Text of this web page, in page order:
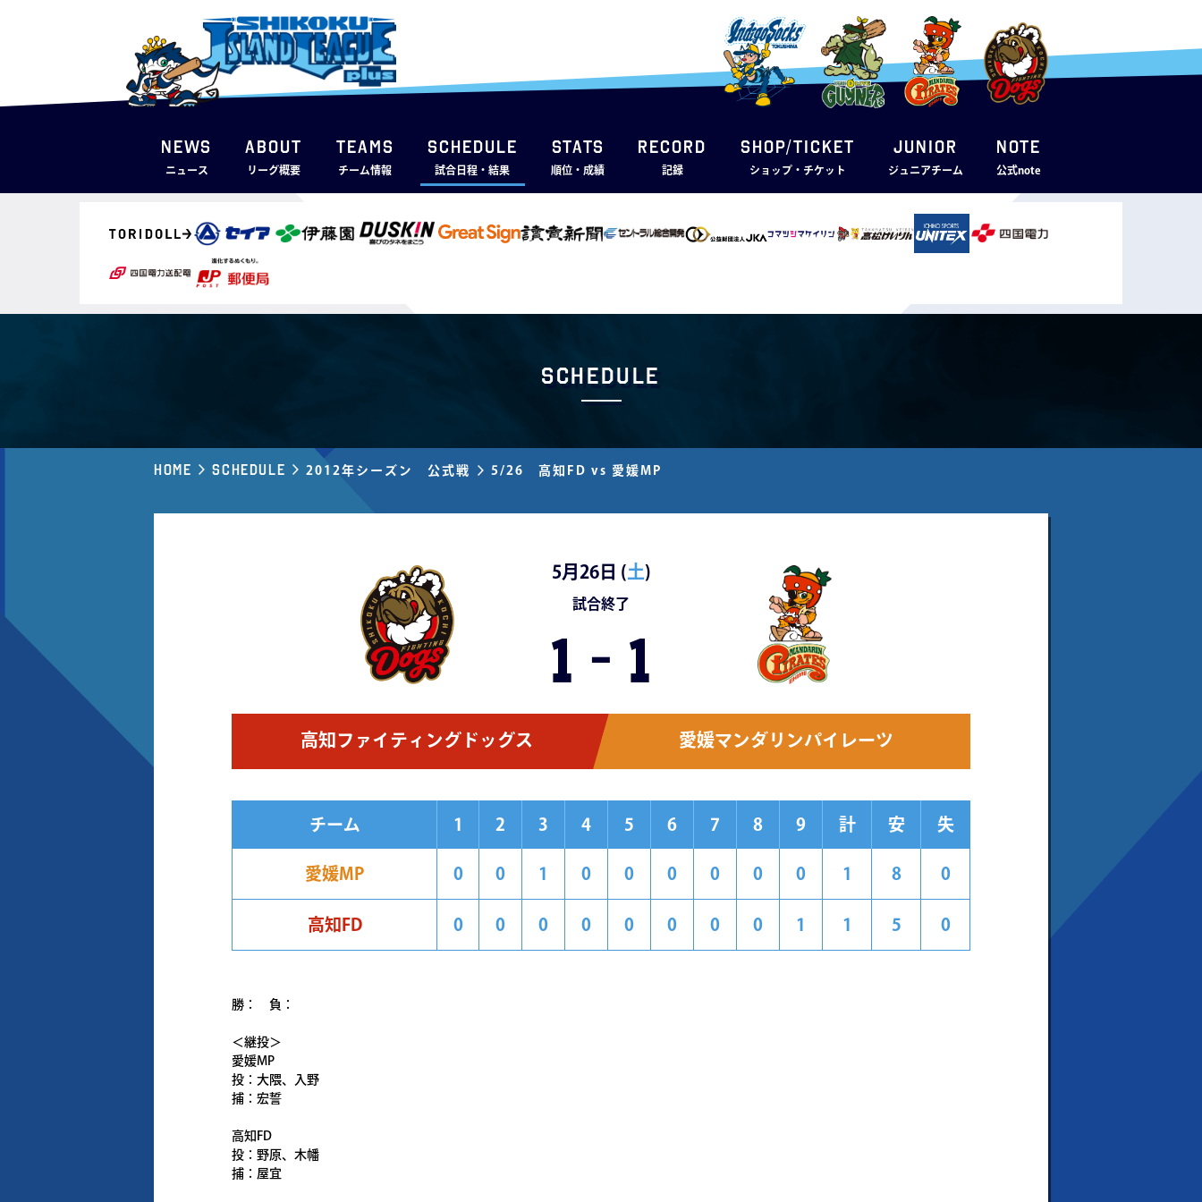
NEWS
ニュース
ABOUT
リーグ概要
TEAMS
チーム情報
SCHEDULE
試合日程・結果
STATS
順位・成績
RECORD
記録
SHOP/TICKET
ショップ・チケット
JUNIOR
ジュニアチーム
note
公式note
Schedule
Home Schedule 2012年シーズン 公式戦 5/26 高知FD vs 愛媛MP
5月26日 (土)
試合終了
1 - 1
高知ファイティングドッグス 愛媛マンダリンパイレーツ
チーム 1 2 3 4 5 6 7 8 9 計 安 失
愛媛MP 0 0 1 0 0 0 0 0 0 1 8 0
高知FD 0 0 0 0 0 0 0 0 1 1 5 0
勝： 負：
＜継投＞
愛媛MP
投：大隈、入野
捕：宏誓
高知FD
投：野原、木幡
捕：屋宜